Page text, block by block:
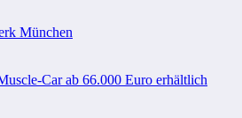
München
Car ab 66.000 Euro erhältlich